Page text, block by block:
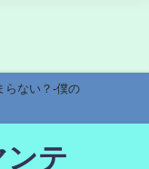
らない？-僕の
ンテ